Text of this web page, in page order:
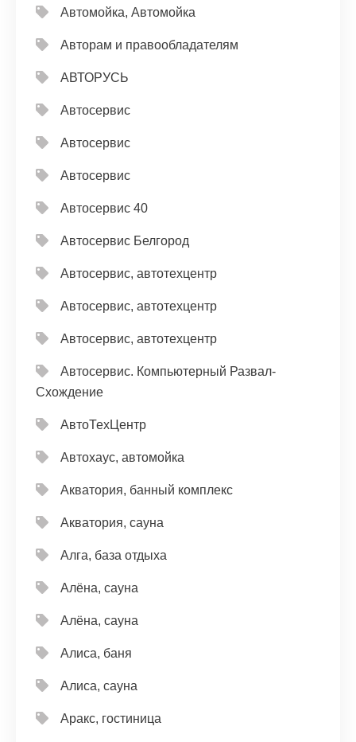
Автомойка, Автомойка
Авторам и правообладателям
АВТОРУСЬ
Автосервис
Автосервис
Автосервис
Автосервис 40
Автосервис Белгород
Автосервис, автотехцентр
Автосервис, автотехцентр
Автосервис, автотехцентр
Автосервис. Компьютерный Развал-
Схождение
АвтоТехЦентр
Автохаус, автомойка
Акватория, банный комплекс
Акватория, сауна
Алга, база отдыха
Алёна, сауна
Алёна, сауна
Алиса, баня
Алиса, сауна
Аракс, гостиница